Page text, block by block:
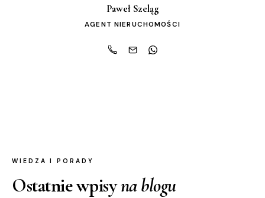
Paweł Szeląg
AGENT NIERUCHOMOŚCI
WIEDZA I PORADY
Ostatnie wpisyna blogu